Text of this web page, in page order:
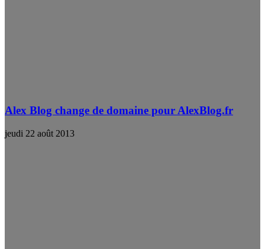
Alex Blog change de domaine pour AlexBlog.fr
jeudi 22 août 2013